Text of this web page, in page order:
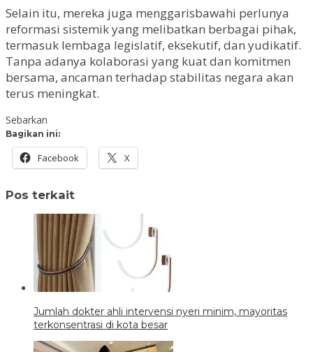
Selain itu, mereka juga menggarisbawahi perlunya
reformasi sistemik yang melibatkan berbagai pihak,
termasuk lembaga legislatif, eksekutif, dan yudikatif.
Tanpa adanya kolaborasi yang kuat dan komitmen
bersama, ancaman terhadap stabilitas negara akan
terus meningkat.
Sebarkan
Bagikan ini:
Facebook X
Pos terkait
Jumlah dokter ahli intervensi nyeri minim, mayoritas
terkonsentrasi di kota besar